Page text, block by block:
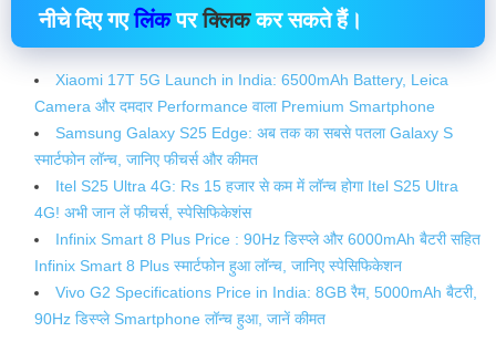
नीचे दिए गएलिंकपरक्लिककर सकते हैं।
Xiaomi 17T 5G Launch in India: 6500mAh Battery, Leica
Camera और दमदार Performance वाला Premium Smartphone
Samsung Galaxy S25 Edge: अब तक का सबसे पतला Galaxy S
स्मार्टफोन लॉन्च, जानिए फीचर्स और कीमत
Itel S25 Ultra 4G: Rs 15 हजार से कम में लॉन्‍च होगा Itel S25 Ultra
4G! अभी जान लें फीचर्स, स्‍पेसिफ‍िकेशंस
Infinix Smart 8 Plus Price : 90Hz डिस्प्ले और 6000mAh बैटरी सहित
Infinix Smart 8 Plus स्मार्टफोन हुआ लॉन्च, जानिए स्पेसिफिकेशन
Vivo G2 Specifications Price in India: 8GB रैम, 5000mAh बैटरी,
90Hz डिस्प्ले Smartphone लॉन्च हुआ, जानें कीमत